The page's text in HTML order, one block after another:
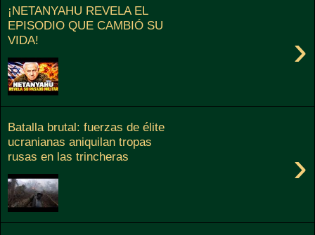
¡NETANYAHU REVELA EL
EPISODIO QUE CAMBIÓ SU
VIDA!
›
Batalla brutal: fuerzas de élite
ucranianas aniquilan tropas
rusas en las trincheras
›